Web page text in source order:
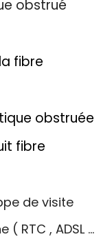
obstrué
fibre
obstruée
fibre
de visite
RTC , ADSL …